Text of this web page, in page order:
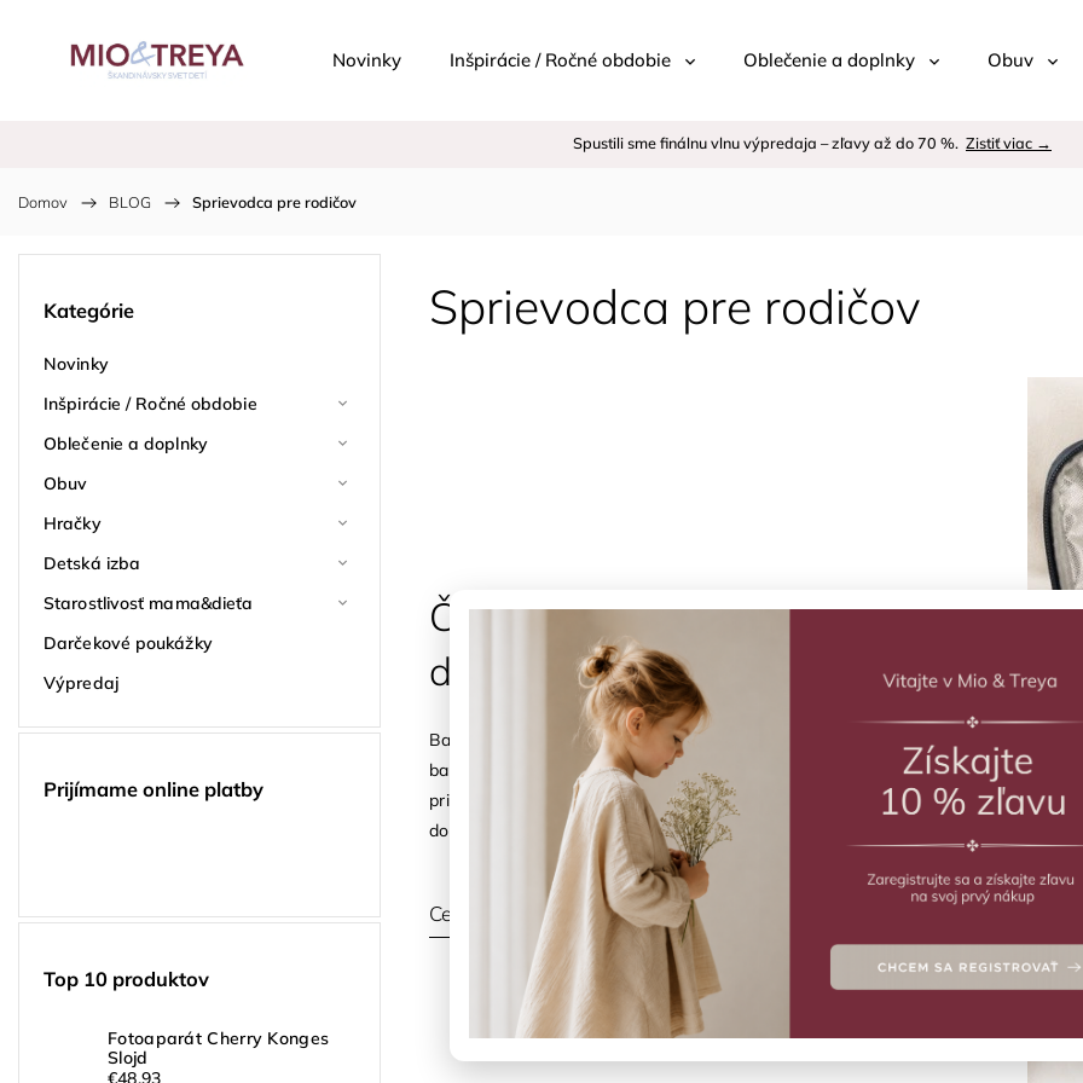
Novinky Inšpirácie / Ročné obdobie Oblečenie a doplnky Obuv
Spustili sme finálnu vlnu výpredaja – zľavy až do 70 %. Zistiť viac →
Domov / BLOG / Sprievodca pre rodičov
Kategórie
Novinky
Inšpirácie / Ročné obdobie
Oblečenie a doplnky
Obuv
Hračky
Detská izba
Starostlivosť mama&dieťa
Darčekové poukážky
Výpredaj
Prijímame online platby
Top 10 produktov
Fotoaparát Cherry Konges
Slojd
€48,93
Sprievodca pre rodičov
Čo zbaliť do lekárničky na letnú
dovolenku s deťmi?
Balenie na dovolenku s deťmi je vždy trochu iná disciplína ako
balenie len pre seba. K plavkám, hračkám a slnečnému krému
pribúda ešte jedna dôležitá položka, cestovná lekárnička. A práve tá
dokáže rozhodnúť, či bude nečakaná nádcha, spálená pokožka ...
Celý článok